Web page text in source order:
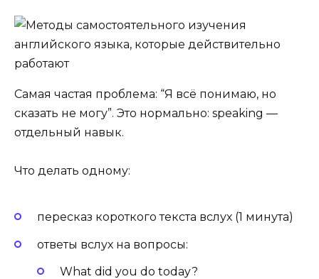
Самая частая проблема: “Я всё понимаю, но
сказать не могу”. Это нормально: speaking —
отдельный навык.
Что делать одному:
пересказ короткого текста вслух (1 минута)
ответы вслух на вопросы:
What did you do today?